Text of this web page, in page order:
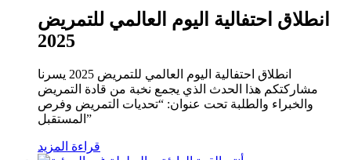
انطلاق احتفالية اليوم العالمي للتمريض
2025
انطلاق احتفالية اليوم العالمي للتمريض 2025 يسرنا
مشاركتكم هذا الحدث الذي يجمع نخبة من قادة التمريض
والخبراء والطلبة تحت عنوان: “تحديات التمريض وفرص
المستقبل”
قراءة المزيد